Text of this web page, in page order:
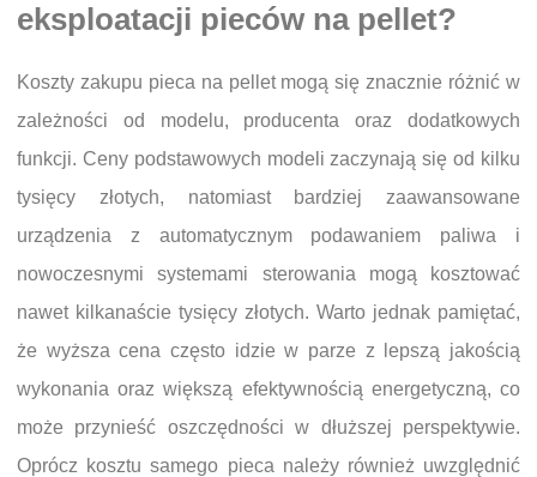
eksploatacji pieców na pellet?
Koszty zakupu pieca na pellet mogą się znacznie różnić w
zależności od modelu, producenta oraz dodatkowych
funkcji. Ceny podstawowych modeli zaczynają się od kilku
tysięcy złotych, natomiast bardziej zaawansowane
urządzenia z automatycznym podawaniem paliwa i
nowoczesnymi systemami sterowania mogą kosztować
nawet kilkanaście tysięcy złotych. Warto jednak pamiętać,
że wyższa cena często idzie w parze z lepszą jakością
wykonania oraz większą efektywnością energetyczną, co
może przynieść oszczędności w dłuższej perspektywie.
Oprócz kosztu samego pieca należy również uwzględnić